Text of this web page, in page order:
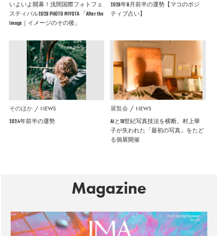
いよいよ開幕！浅間国際フォトフェ
スティバル2026 PHOTO MIYOTA 「After the
Image｜イメージのその後」
2026年8月前半の運勢【マコのポジ
ティブ占い】
そのほか NEWS
2024年前半の運勢
展覧会 NEWS
AIと19世紀写真技法を横断。村上華
子が失われた「最初の写真」をたど
る個展開催
Magazine